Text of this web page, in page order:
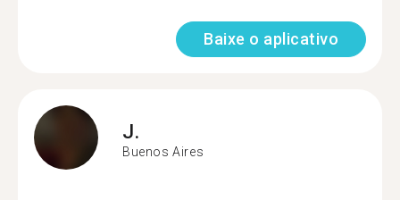
Baixe o aplicativo
J.
Buenos Aires